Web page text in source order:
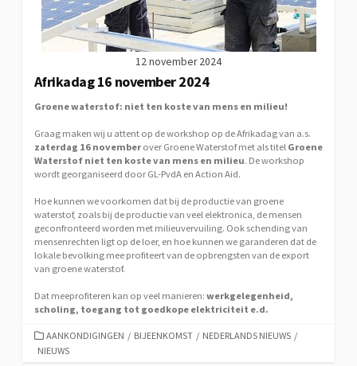
12 november 2024
Afrikadag 16 november 2024
Groene waterstof: niet ten koste van mens en milieu!
Graag maken wij u attent op de workshop op de Afrikadag van a.s.
zaterdag 16 november over Groene Waterstof met als titel Groene
Waterstof niet ten koste van mens en milieu. De workshop
wordt georganiseerd door GL-PvdA en Action Aid.
Hoe kunnen we voorkomen dat bij de productie van groene
waterstof, zoals bij de productie van veel elektronica, de mensen
geconfronteerd worden met milieuvervuiling. Ook schending van
mensenrechten ligt op de loer, en hoe kunnen we garanderen dat de
lokale bevolking mee profiteert van de opbrengsten van de export
van groene waterstof.
Dat meeprofiteren kan op veel manieren: werkgelegenheid,
scholing, toegang tot goedkope elektriciteit e.d.
CATEGORIEËN
AANKONDIGINGEN / BIJEENKOMST / NEDERLANDS NIEUWS /
NIEUWS